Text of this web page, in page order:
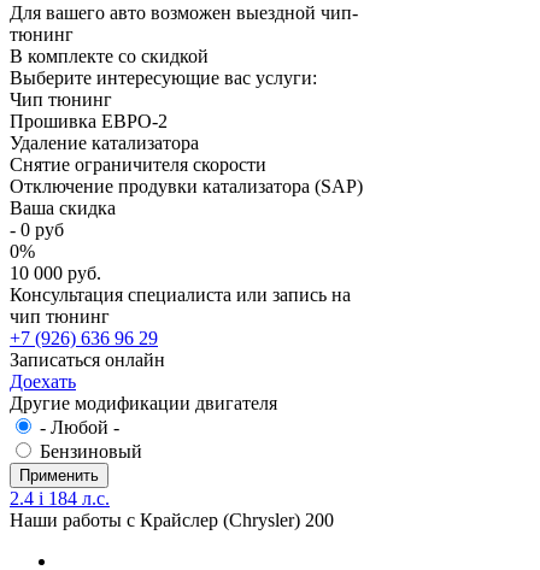
Для вашего авто возможен выездной чип-
тюнинг
В комплекте со скидкой
Выберите интересующие вас услуги:
Чип тюнинг
Прошивка ЕВРО-2
Удаление катализатора
Снятие ограничителя скорости
Отключение продувки катализатора (SAP)
Ваша скидка
- 0 руб
0%
10 000 руб.
Консультация специалиста или запись на
чип тюнинг
+7 (926) 636 96 29
Записаться онлайн
Доехать
Другие модификации двигателя
- Любой -
Бензиновый
2.4 i 184 л.с.
Наши работы с Крайслер (Chrysler) 200